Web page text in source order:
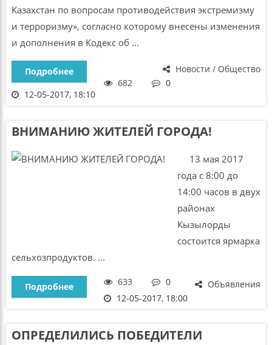
Казахстан по вопросам противодействия экстремизму
и терроризму», согласно которому внесены изменения
и дополнения в Кодекс об ...
Новости / Общество
Подробнее
682
0
12-05-2017, 18:10
ВНИМАНИЮ ЖИТЕЛЕЙ ГОРОДА!
13 мая 2017
года с 8:00 до
14:00 часов в двух
районах
Кызылорды
состоится ярмарка
сельхозпродуктов. ...
Объявления
Подробнее 633
0
12-05-2017, 18:00
ОПРЕДЕЛИЛИСЬ ПОБЕДИТЕЛИ